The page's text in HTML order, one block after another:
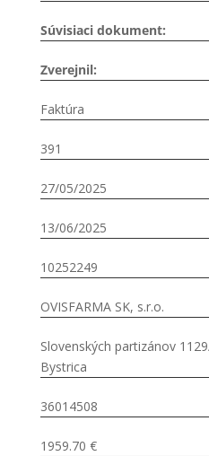
Súvisiaci dokument:
Zverejnil:
Faktúra
391
27/05/2025
13/06/2025
10252249
OVISFARMA SK, s.r.o.
Slovenských partizánov
Bystrica
36014508
1959.70 €